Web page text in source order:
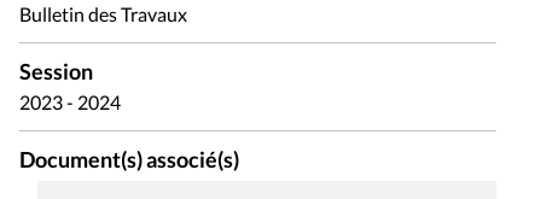
Bulletin des Travaux
Session
2023 - 2024
Document(s) associé(s)